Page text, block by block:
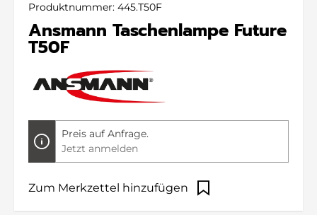
Produktnummer: 445.T50F
Ansmann Taschenlampe Future
T50F
Preis auf Anfrage.
Jetzt anmelden
Zum Merkzettel hinzufügen